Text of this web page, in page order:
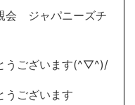
会 ジャパニーズチ
うございます(^▽^)/
うございます